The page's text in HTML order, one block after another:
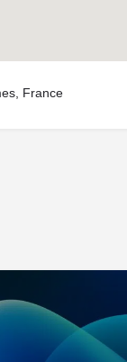
France